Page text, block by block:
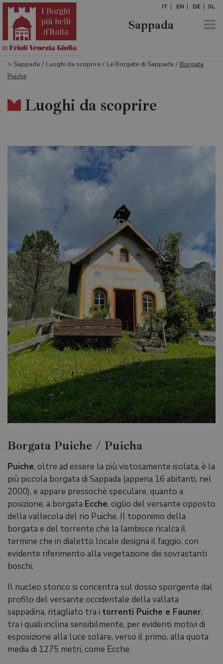
IT EN DE SL
Sappada
> Sappada / Luoghi da scoprire / Le Borgate di Sappada / Borgata
Puiche
Luoghi da scoprire
Borgata Puiche / Puicha
Puiche, oltre ad essere la più vistosamente isolata, è la
più piccola borgata di Sappada (appena 16 abitanti, nel
2000), e appare pressochè speculare, quanto a
posizione, a borgata Ecche, ciglio del versante opposto
della vallecola del rio Puiche. Il toponimo della
borgata e del torrente che la lambisce ricalca il
termine che in dialetto locale designa il faggio, con
evidente riferimento alla vegetazione dei sovrastanti
boschi.
Il nucleo storico si concentra sul dosso sporgente dal
profilo del versante occidentale della vallata
sappadina, ritagliato tra i torrenti Puiche e Fauner,
tra i quali inclina sensibilmente, per evidenti motivi di
esposizione alla luce solare, verso il primo, alla quota
media di 1275 metri, come Ecche.